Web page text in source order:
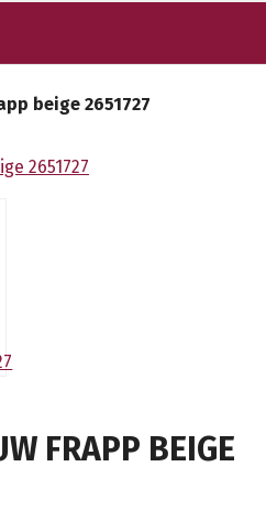
beige 2651727
FRAPP BEIGE